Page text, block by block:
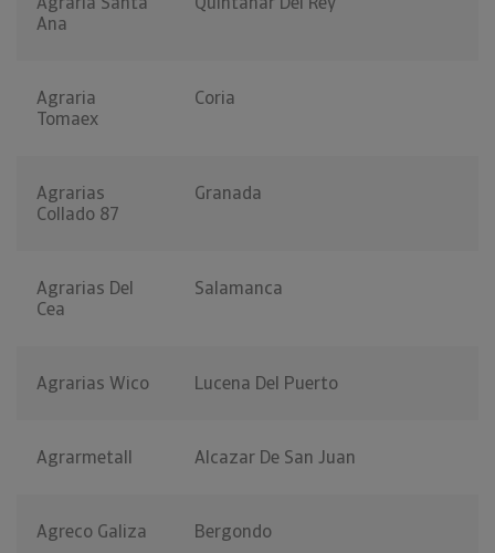
Ana
Agraria
Tomaex
Coria
Agrarias
Collado 87
Granada
Agrarias Del
Cea
Salamanca
Agrarias Wico Lucena Del Puerto
Agrarmetall Alcazar De San Juan
Agreco Galiza Bergondo